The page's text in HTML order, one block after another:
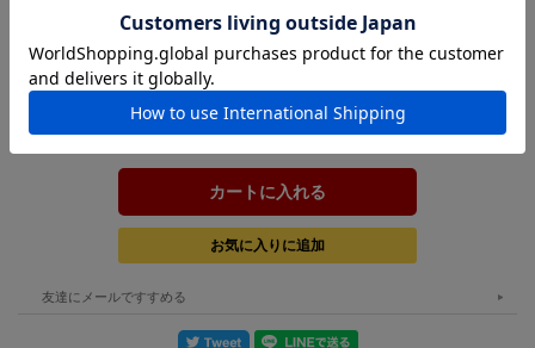
在庫:－
友達にメールですすめる